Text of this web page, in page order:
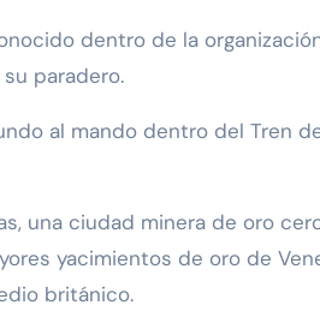
dentro de la
paradero.
al mando dentro del Tren
una ciudad minera de oro
yacimientos de oro de
británico.